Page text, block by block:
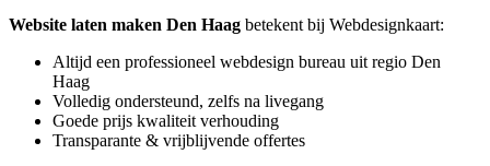
Website laten maken Den Haag betekent bij Webdesignkaart:
Altijd een professioneel webdesign bureau uit regio Den
Haag
Volledig ondersteund, zelfs na livegang
Goede prijs kwaliteit verhouding
Transparante & vrijblijvende offertes